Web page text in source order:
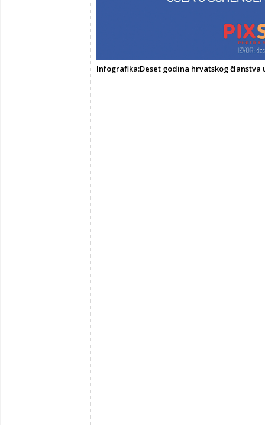
Infografika:Deset godina hrvatskog članstva